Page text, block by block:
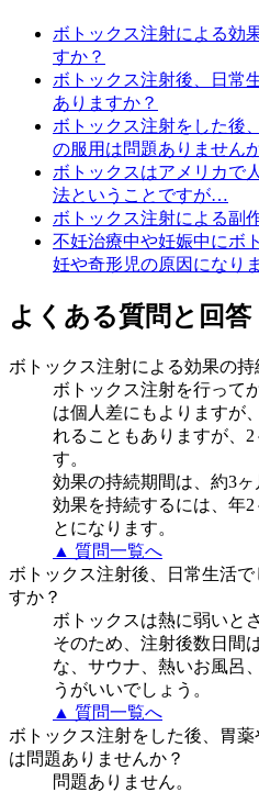
ボトックス注射による効
すか？
ボトックス注射後、日常
ありますか？
ボトックス注射をした後
の服用は問題ありません
ボトックスはアメリカで
法ということですが…
ボトックス注射による副
不妊治療中や妊娠中にボ
妊や奇形児の原因になり
よくある質問と回答
ボトックス注射による効果の
ボトックス注射を行って
は個人差にもよりますが
れることもありますが、
す。
効果の持続期間は、約3ヶ
効果を持続するには、年
とになります。
▲ 質問一覧へ
ボトックス注射後、日常生活
すか？
ボトックスは熱に弱いと
そのため、注射後数日間
な、サウナ、熱いお風呂
うがいいでしょう。
▲ 質問一覧へ
ボトックス注射をした後、胃
は問題ありませんか？
問題ありません。